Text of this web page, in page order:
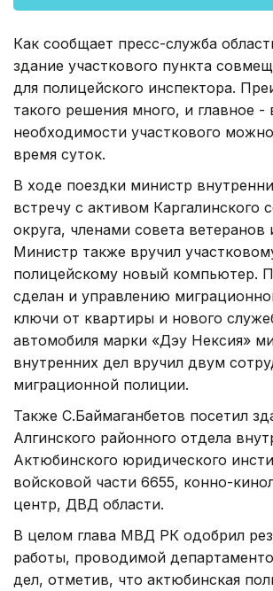
Как сообщает пресс-служба
здание участкового пункта
для полицейского инспектора.
такого решения много, и главное -
необходимости участкового
время суток.
В ходе поездки министр
встречу с активом Каргалинского
округа, членами совета
Министр также вручил
полицейскому новый компьютер.
сделан и управлению
ключи от квартиры и нового
автомобиля марки «Дэу Нексия»
внутренних дел вручил двум
миграционной полиции.
Также С.Баймаганбетов посетил
Алгинского районного отдела
Актюбинского юридического
войсковой части 6655, конно-
центр, ДВД области.
В целом глава МВД РК одобрил
работы, проводимой
дел, отметив, что актюбинская